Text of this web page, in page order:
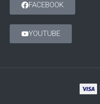
FACEBOOK
YOUTUBE